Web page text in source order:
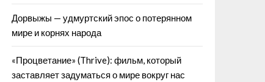
Дорвыжы — удмуртский эпос о потерянном
мире и корнях народа
«Процветание» (Thrive): фильм, который
заставляет задуматься о мире вокруг нас